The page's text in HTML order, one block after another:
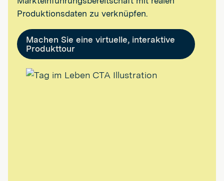
Produktionsdaten zu verknüpfen.
Machen Sie eine virtuelle, interaktive
Produkttour